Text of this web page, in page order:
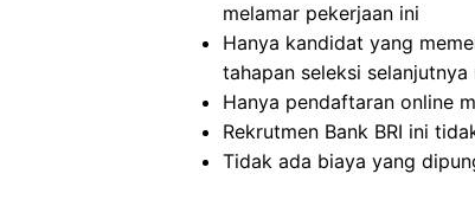
melamar pekerjaan ini
Hanya kandidat yang
tahapan seleksi
Hanya pendaftaran online
Rekrutmen Bank BRI ini
Tidak ada biaya yang